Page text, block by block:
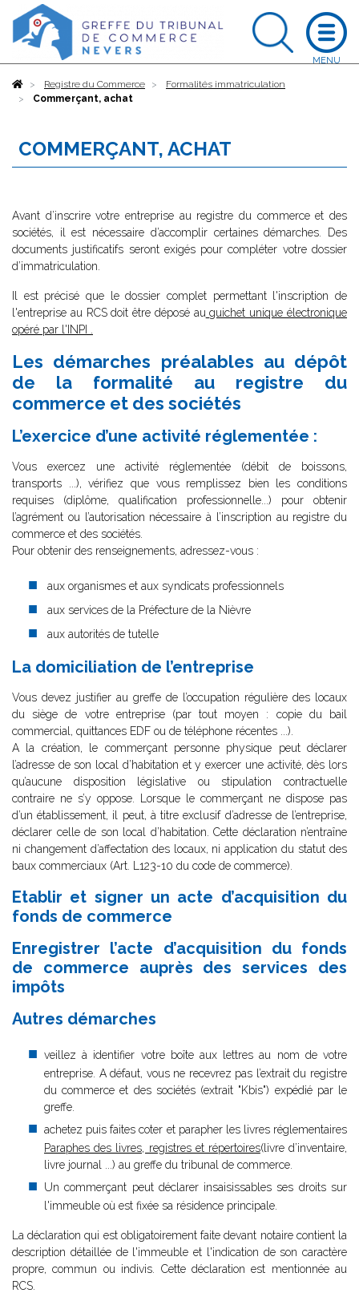
AccueilRegistre du Commerce
Formalités immatriculation
Commerçant, achat
COMMERÇANT, ACHAT
Avant d’inscrire votre entreprise au registre du commerce et des
sociétés, il est nécessaire d’accomplir certaines démarches. Des
documents justificatifs seront exigés pour compléter votre dossier
d’immatriculation.
Il est précisé que le dossier complet permettant l'inscription de
l'entreprise au RCS doit être déposé au guichet unique électronique
opéré par l'INPI
Les démarches préalables au dépôt
de la formalité au registre du
commerce et des sociétés
L’exercice d’une activité réglementée :
Vous exercez une activité réglementée (débit de boissons,
transports ...), vérifiez que vous remplissez bien les conditions
requises (diplôme, qualification professionnelle...) pour obtenir
l’agrément ou l’autorisation nécessaire à l’inscription au registre du
commerce et des sociétés.
Pour obtenir des renseignements, adressez-vous :
aux organismes et aux syndicats professionnels
aux services de la Préfecture de la Nièvre
aux autorités de tutelle
La domiciliation de l’entreprise
Vous devez justifier au greffe de l’occupation régulière des locaux
du siège de votre entreprise (par tout moyen : copie du bail
commercial, quittances EDF ou de téléphone récentes ...).
A la création, le commerçant personne physique peut déclarer
l’adresse de son local d’habitation et y exercer une activité, dès lors
qu’aucune disposition législative ou stipulation contractuelle
contraire ne s’y oppose. Lorsque le commerçant ne dispose pas
d’un établissement, il peut, à titre exclusif d’adresse de l’entreprise,
déclarer celle de son local d’habitation. Cette déclaration n’entraîne
ni changement d’affectation des locaux, ni application du statut des
baux commerciaux (Art. L123-10 du code de commerce).
Etablir et signer un acte d’acquisition du
fonds de commerce
Enregistrer l’acte d’acquisition du fonds
de commerce auprès des services des
impôts
Autres démarches
veillez à identifier votre boîte aux lettres au nom de votre
entreprise. A défaut, vous ne recevrez pas l’extrait du registre
du commerce et des sociétés (extrait "Kbis") expédié par le
greffe.
achetez puis faites coter et parapher les livres réglementaires
Paraphes des livres, registres et répertoires(livre d’inventaire,
livre journal ...) au greffe du tribunal de commerce.
Un commerçant peut déclarer insaisissables ses droits sur
l'immeuble où est fixée sa résidence principale.
La déclaration qui est obligatoirement faite devant notaire contient la
description détaillée de l'immeuble et l'indication de son caractère
propre, commun ou indivis. Cette déclaration est mentionnée au
RCS.